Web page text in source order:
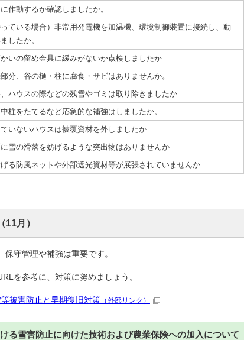
作動するか確認しましたか。
っている場合）非常用発電機を加温機、環境制御装置に接続し、動
したか。
いの留め金具に緩みがないか点検しましたか
分、谷の樋・柱に腐食・サビはありませんか。
ハウスの際などの残雪やゴミは取り除きましたか
柱をたてるなど応急的な補強はしましたか。
いないハウスは被覆資材を外しましたか
雪の滑落を妨げるような突出物はありませんか
る防風ネットや外部遮光資材等が展張されていませんか
11月）
守管理や補強は重要です。
を参考に、対策に努めましょう。
被害防止と早期復旧対策 （外部リンク）
る雪害防止に向けた技術および農業保険への加入について